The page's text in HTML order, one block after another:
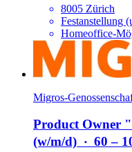
8005 Zürich
Festanstellung
Homeoffice-
Migros-
Product Owner
(w/​m/​d) ‧ 60 –